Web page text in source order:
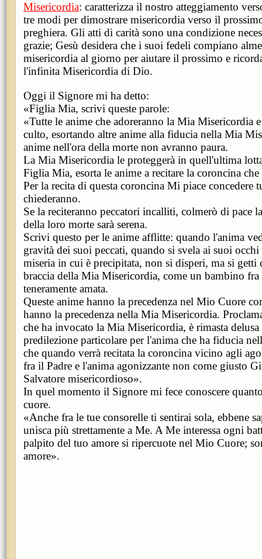
Misericordia: caratterizza il nostro atteggiamento
tre modi per dimostrare misericordia verso il
preghiera. Gli atti di carità sono una condizione
grazie; Gesù desidera che i suoi fedeli compiano
misericordia al giorno per aiutare il prossimo e
l'infinita Misericordia di Dio.
Oggi il Signore mi ha detto:
«Figlia Mia, scrivi queste parole:
«Tutte le anime che adoreranno la Mia Misericordia
culto, esortando altre anime alla fiducia nella Mia
anime nell'ora della morte non avranno paura.
La Mia Misericordia le proteggerà in quell'ultima
Figlia Mia, esorta le anime a recitare la coroncina
Per la recita di questa coroncina Mi piace concedere
chiederanno.
Se la reciteranno peccatori incalliti, colmerò di pace
della loro morte sarà serena.
Scrivi questo per le anime afflitte: quando l'anima
gravità dei suoi peccati, quando si svela ai suoi
miseria in cui è precipitata, non si disperi, ma si getti
braccia della Mia Misericordia, come un bambino fra
teneramente amata.
Queste anime hanno la precedenza nel Mio Cuore
hanno la precedenza nella Mia Misericordia.
che ha invocato la Mia Misericordia, è rimasta
predilezione particolare per l'anima che ha fiducia
che quando verrà recitata la coroncina vicino agli
fra il Padre e l'anima agonizzante non come giusto
Salvatore misericordioso».
In quel momento il Signore mi fece conoscere
cuore.
«Anche fra le tue consorelle ti sentirai sola, ebbene
unisca più strettamente a Me. A Me interessa ogni
palpito del tuo amore si ripercuote nel Mio Cuore;
amore».